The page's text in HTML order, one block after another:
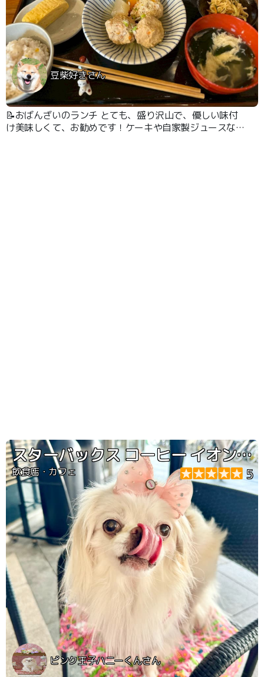
豆柴好きさん
📝おばんざいのランチ とても、盛り沢山で、優しい味付
け美味しくて、お勧めです！ケーキや自家製ジュースなど
スターバックス コーヒー イオン板橋店
飲食店・カフェ 5
ピンク王子ハニーくんさん